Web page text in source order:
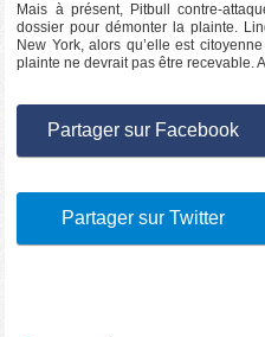
Mais à présent, Pitbull contre-
dossier pour démonter la plainte.
New York, alors qu’elle est
plainte ne devrait pas être recevable.
Partager sur Facebook
Partager sur Twitter